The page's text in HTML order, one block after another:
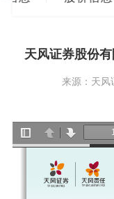
天风证券股份
来源：天风